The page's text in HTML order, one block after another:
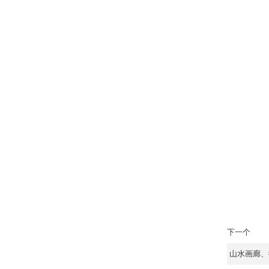
下一个
山水画廊